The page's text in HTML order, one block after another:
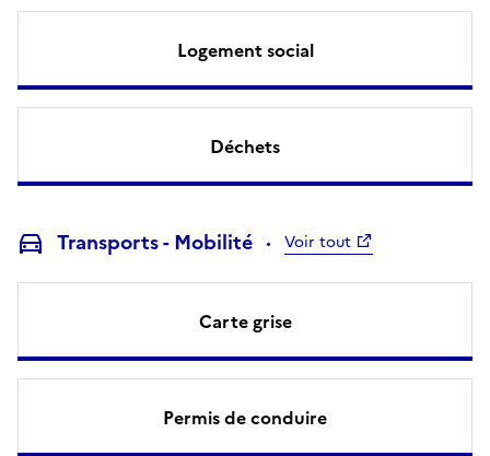
Logement social
Déchets
Transports - Mobilité Voir tout
Carte grise
Permis de conduire